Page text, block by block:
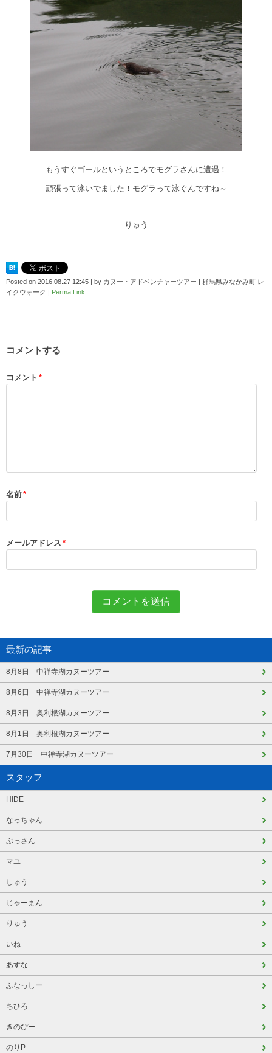
もうすぐゴールというところでモグラさんに遭遇！
頑張って泳いでました！モグラって泳ぐんですね～
りゅう
Posted on 2016.08.27 12:45 by カヌー・アドベンチャーツアー | 群馬県みなかみ町 レ
イクウォーク
Perma Link
コメントする
コメント *
名前*
メールアドレス *
最新の記事
8月8日 中禅寺湖カヌーツアー
8月6日 中禅寺湖カヌーツアー
8月3日 奥利根湖カヌーツアー
8月1日 奥利根湖カヌーツアー
7月30日 中禅寺湖カヌーツアー
スタッフ
HIDE
なっちゃん
ぶっさん
マユ
しゅう
じゃーまん
りゅう
いね
あすな
ふなっしー
ちひろ
きのぴー
のりP